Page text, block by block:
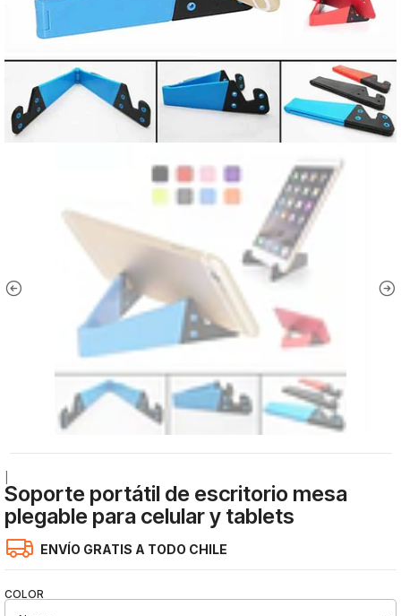
Soporte portátil de escritorio mesa
plegable para celular y tablets
ENVÍO GRATIS A TODO CHILE
COLOR